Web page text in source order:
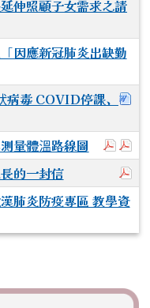
伸照顧子女需求之請
因應新冠肺炎出缺勤
毒 COVID停課、
於彈
量體溫路線圖
的一封信
肺炎防疫專區 教學資